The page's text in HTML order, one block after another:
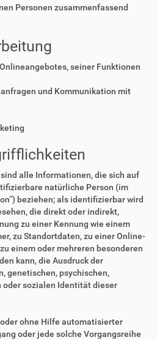
Personen zusammenfassend
seiner Funktionen
und Kommunikation mit
sind alle Informationen, die sich auf
natürliche Person (im
beziehen; als identifizierbar wird
die direkt oder indirekt,
zu einer Kennung wie einem
zu Standortdaten, zu einer Online-
einem oder mehreren besonderen
kann, die Ausdruck der
genetischen, psychischen,
sozialen Identität dieser
ohne Hilfe automatisierter
oder jede solche Vorgangsreihe